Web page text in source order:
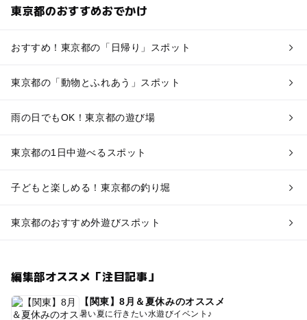
東京都のおすすめおでかけ
おすすめ！東京都の「日帰り」スポット
東京都の「動物とふれあう」スポット
雨の日でもOK！東京都の遊び場
東京都の1日中遊べるスポット
子どもと楽しめる！東京都の釣り堀
東京都のおすすめ外遊びスポット
編集部オススメ「注目記事」
【関東】8月＆夏休みのオススメ
暑い夏に行きたい水遊びイベント♪